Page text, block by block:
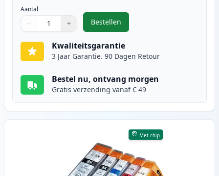
Aantal
Gebruik de knoppen om aan te passen
− +
1
Bestellen
,10 stuks Canon PGI-520 & CLI-
Kwaliteitsgarantie
3 Jaar Garantie. 90 Dagen Retour
Bestel nu, ontvang morgen
Gratis verzending vanaf € 49
Met chip